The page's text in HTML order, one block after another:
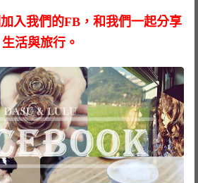
入我們的FB，和我們一起分享
生活與旅行。